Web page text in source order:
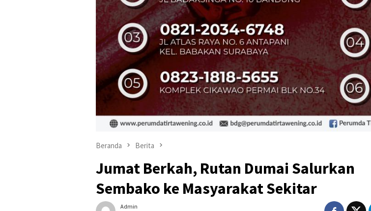
Beranda Berita
Jumat Berkah, Rutan Dumai Salurkan
Sembako ke Masyarakat Sekitar
Admin